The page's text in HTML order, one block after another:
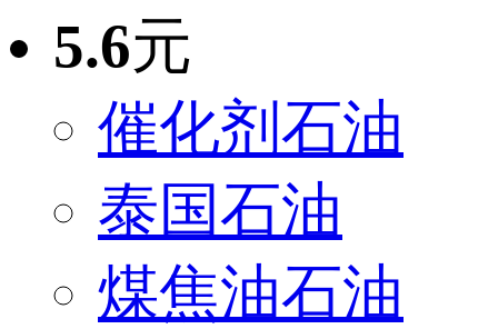
5.6元
催化剂石油
泰国石油
煤焦油石油